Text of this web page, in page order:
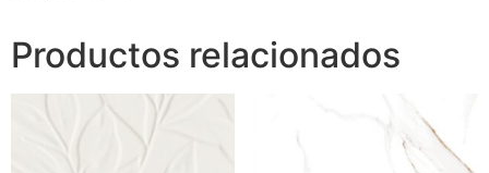
Productos relacionados